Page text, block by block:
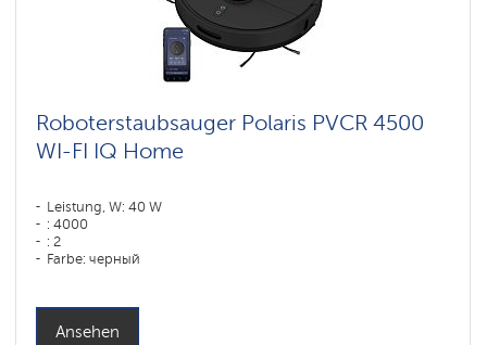
Roboterstaubsauger Polaris PVCR 4500
WI-FI IQ Home
Leistung, W: 40 W
: 4000
: 2
Farbe: черный
Ansehen